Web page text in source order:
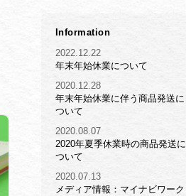
Information
2022.12.22
年末年始休業について
2020.12.28
年末年始休業に伴う商品発送に
ついて
2020.08.07
2020年夏季休業時の商品発送に
ついて
2020.07.13
メディア情報：マイナビワーク